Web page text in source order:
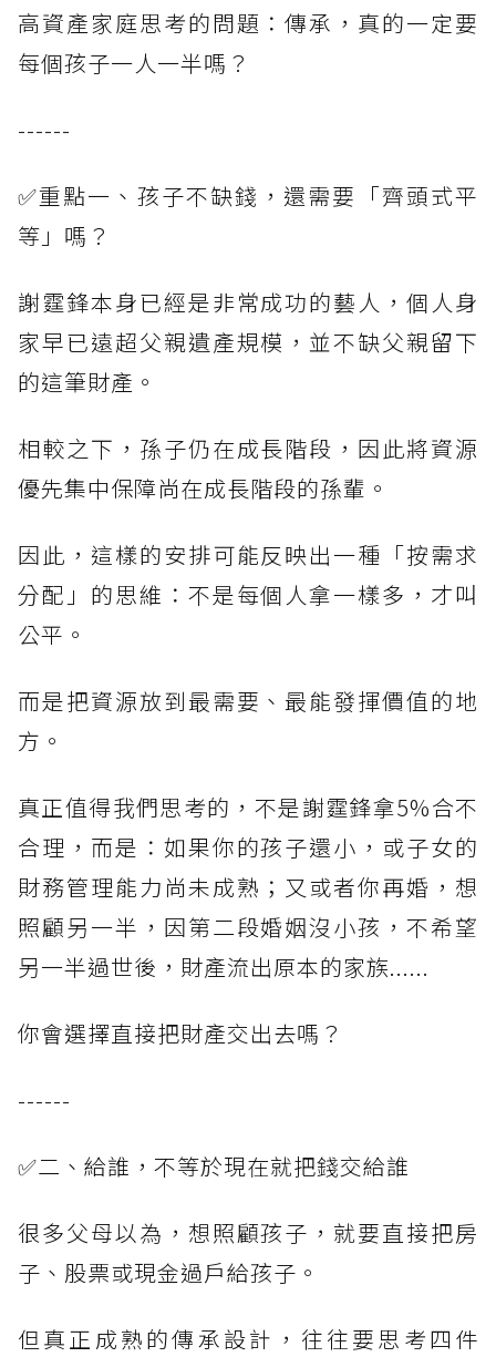
高資產家庭思考的問題：傳承，真的一定要
每個孩子一人一半嗎？
------
✅重點一、孩子不缺錢，還需要「齊頭式平
等」嗎？
謝霆鋒本身已經是非常成功的藝人，個人身
家早已遠超父親遺產規模，並不缺父親留下
的這筆財產。
相較之下，孫子仍在成長階段，因此將資源
優先集中保障尚在成長階段的孫輩。
因此，這樣的安排可能反映出一種「按需求
分配」的思維：不是每個人拿一樣多，才叫
公平。
而是把資源放到最需要、最能發揮價值的地
方。
真正值得我們思考的，不是謝霆鋒拿5%合不
合理，而是：如果你的孩子還小，或子女的
財務管理能力尚未成熟；又或者你再婚，想
照顧另一半，因第二段婚姻沒小孩，不希望
另一半過世後，財產流出原本的家族......
你會選擇直接把財產交出去嗎？
------
✅二、給誰，不等於現在就把錢交給誰
很多父母以為，想照顧孩子，就要直接把房
子、股票或現金過戶給孩子。
但真正成熟的傳承設計，往往要思考四件